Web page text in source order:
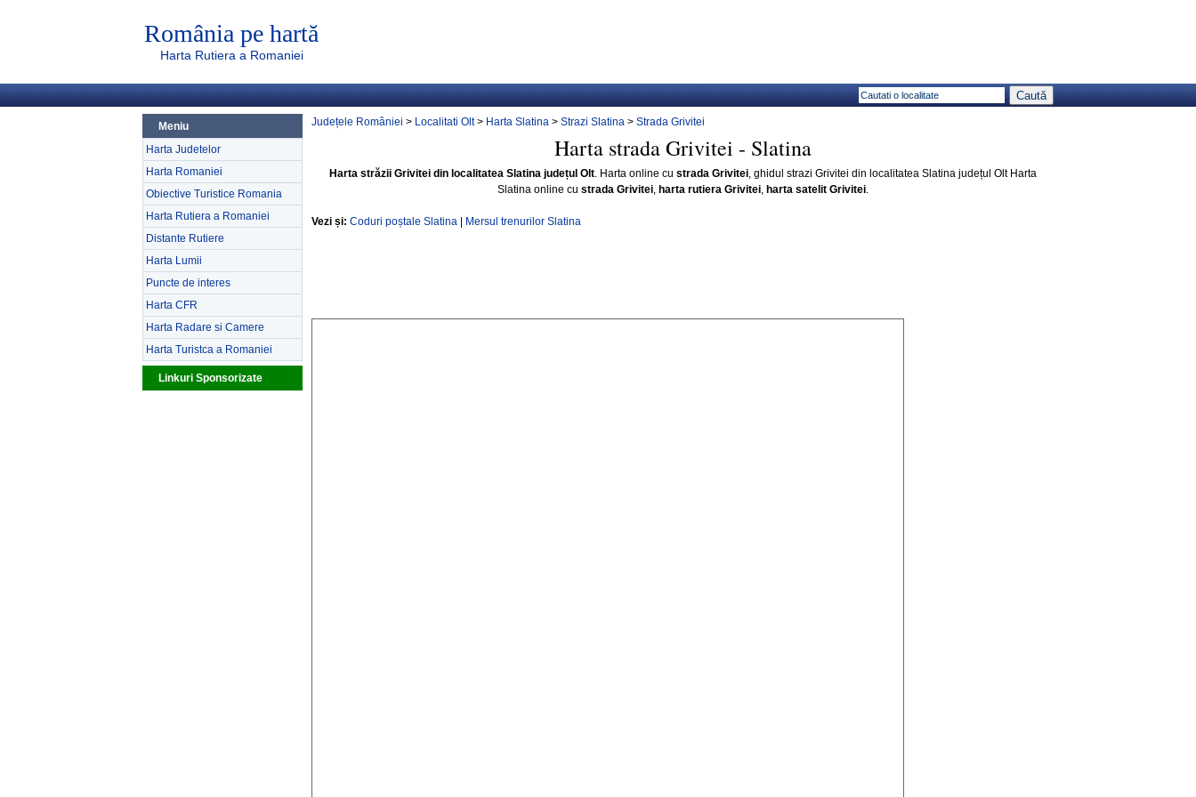
România pe hartă
Harta Rutiera a Romaniei
Meniu
Harta Judetelor
Harta Romaniei
Obiective Turistice Romania
Harta Rutiera a Romaniei
Distante Rutiere
Harta Lumii
Puncte de interes
Harta CFR
Harta Radare si Camere
Harta Turistca a Romaniei
Linkuri Sponsorizate
Județele României > Localitati Olt> Harta Slatina > Strazi Slatina > Strada Grivitei
Harta strada Grivitei - Slatina
Harta străzii Grivitei din localitatea Slatina județul Olt. Harta online cu strada Grivitei, ghidul strazi Grivitei din localitatea Slatina județul Olt Harta
Slatina online cu strada Grivitei, harta rutiera Grivitei, harta satelit Grivitei.
Vezi și: Coduri poștale Slatina Mersul trenurilor Slatina